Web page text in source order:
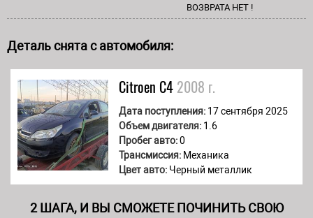
ВОЗВРАТА НЕТ !
Деталь снята с автомобиля:
Citroen C4 2008 г.
Дата поступления: 17 сентября 2025
Объем двигателя: 1.6
Пробег авто:0
Трансмиссия: Механика
Цвет авто: Черный металлик
2 ШАГА, И ВЫ СМОЖЕТЕ ПОЧИНИТЬ СВОЮ